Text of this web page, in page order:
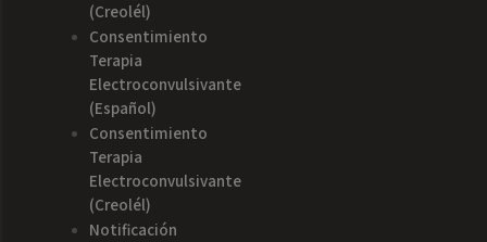
(creolél)
Consentimiento
Terapia
Electroconvulsivante
(español)
Consentimiento
Terapia
Electroconvulsivante
(creolél)
Notificación